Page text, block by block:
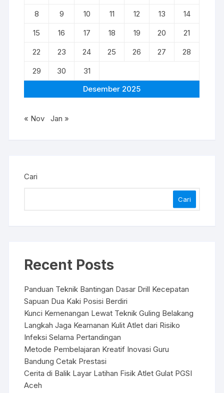
Desember 2025
8
9 10 11 12 13
14
15
16 17 18 19 20
21
22
23 24 25 26 27
28
29
30 31
« Nov Jan »
Cari
Cari
Recent Posts
Panduan Teknik Bantingan Dasar Drill Kecepatan
Sapuan Dua Kaki Posisi Berdiri
Kunci Kemenangan Lewat Teknik Guling Belakang
Langkah Jaga Keamanan Kulit Atlet dari Risiko
Infeksi Selama Pertandingan
Metode Pembelajaran Kreatif Inovasi Guru
Bandung Cetak Prestasi
Cerita di Balik Layar Latihan Fisik Atlet Gulat PGSI
Aceh